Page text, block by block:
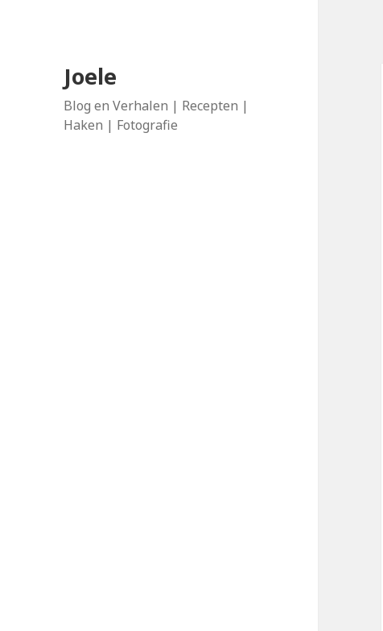
Joele
Blog en Verhalen | Recepten |
Haken | Fotografie